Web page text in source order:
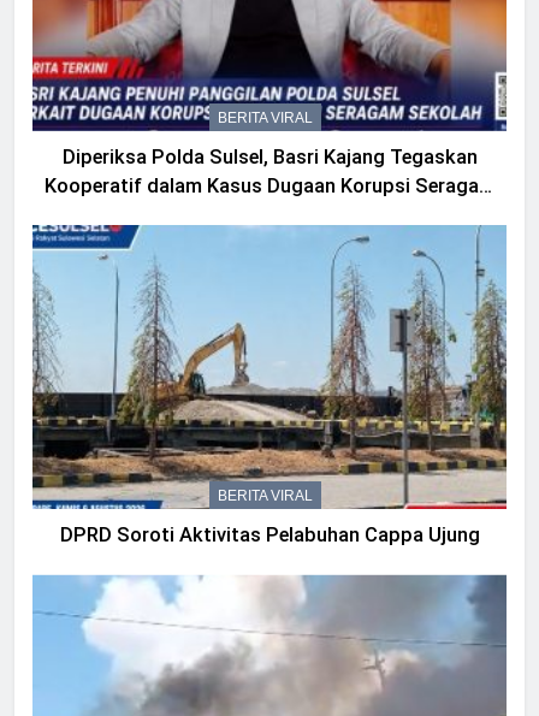
BERITA VIRAL
Diperiksa Polda Sulsel, Basri Kajang Tegaskan
Kooperatif dalam Kasus Dugaan Korupsi Seragam
BERITA VIRAL
DPRD Soroti Aktivitas Pelabuhan Cappa Ujung